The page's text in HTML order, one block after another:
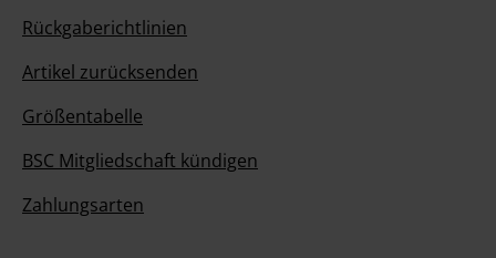
Rückgaberichtlinien
Artikel zurücksenden
Größentabelle
BSC Mitgliedschaft kündigen
Zahlungsarten